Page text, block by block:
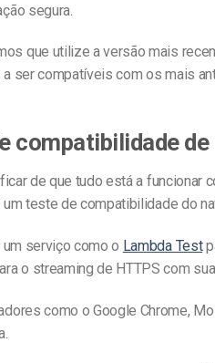
segura.
que utilize a versão mais
ser compatíveis com os mais
compatibilidade
de que tudo está a funcionar
teste de compatibilidade do
serviço como o Lambda Test
o streaming de HTTPS com
como o Google Chrome,